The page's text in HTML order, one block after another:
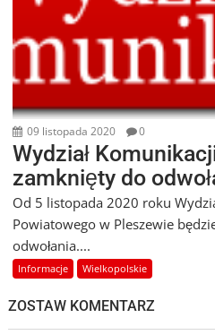
09 listopada 2020 0
Wydział
zamknięty do
Od 5 listopada 2020 roku
Powiatowego w Pleszewie
odwołania....
Informacje Wielkopolskie
ZOSTAW KOMENTARZ